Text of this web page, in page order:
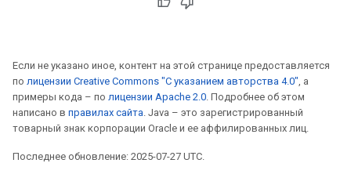
Если не указано иное, контент на этой странице предоставляется
по лицензии Creative Commons "С указанием авторства 4.0", а
примеры кода – по лицензии Apache 2.0. Подробнее об этом
написано в правилах сайта. Java – это зарегистрированный
товарный знак корпорации Oracle и ее аффилированных лиц.
Последнее обновление: 2025-07-27 UTC.